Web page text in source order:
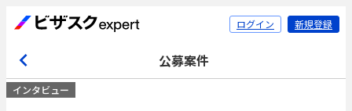
ログイン 新規登録
公募案件
インタビュー